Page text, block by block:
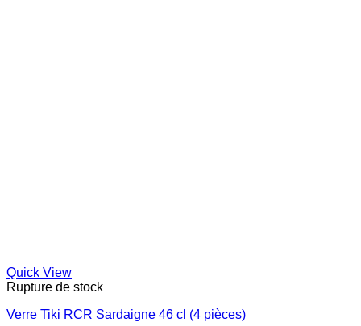
Quick View
Rupture de stock
Verre Tiki RCR Sardaigne 46 cl (4 pièces)